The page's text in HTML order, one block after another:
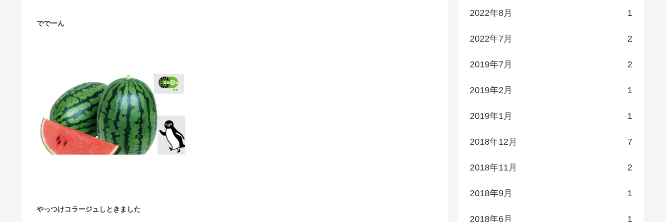
ででーん
やっつけコラージュしときました
2022年8月 1
2022年7月 2
2019年7月 2
2019年2月 1
2019年1月 1
2018年12月 7
2018年11月 2
2018年9月 1
2018年6月 1